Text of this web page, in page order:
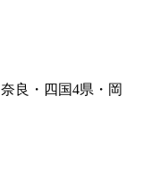
奈良・ 四国4県・ 岡